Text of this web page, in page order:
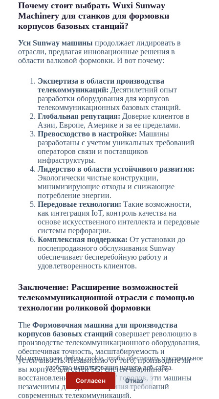
Мы используем файлы cookie, чтобы обеспечить максимальное
удобство использования нашего веб-сайта.
Согласен
Отказ
Почему стоит выбрать Wuxi Sunway
Machinery для станков для формовки
корпусов базовых станций?
Уси Sunway машины продолжает лидировать в
отрасли, предлагая инновационные решения в
области валковой формовки. И вот почему:
Экспертиза в области производства
телекоммуникаций: Десятилетний опыт
разработки оборудования для корпусов
телекоммуникационных базовых станций.
Глобальная репутация: Доверие клиентов в
Азии, Европе, Америке и за ее пределами.
Превосходство в настройке: Машины
разработаны с учетом уникальных требований
операторов связи и поставщиков
инфраструктуры.
Лидерство в области устойчивого развития:
Экологически чистые конструкции,
минимизирующие отходы и снижающие
потребление энергии.
Передовые технологии: Такие возможности,
как интеграция IoT, контроль качества на
основе искусственного интеллекта и передовые
системы перфорации.
Комплексная поддержка: От установки до
послепродажного обслуживания Sunway
обеспечивает бесперебойную работу и
удовлетворенность клиентов.
Заключение: Расширение возможностей
телекоммуникационной отрасли с помощью
технологии роликовой формовки
The Формовочная машина для производства
корпусов базовых станцийсовершает революцию в
производстве телекоммуникационного оборудования,
обеспечивая точность, масштабируемость и
устойчивость. Независимо от того, производите ли
вы корпуса для сетей 5G, систем аварийного
восстановления или "умных" городов, эти машины
незаменимы для удовлетворения требований
современных телекоммуникаций.